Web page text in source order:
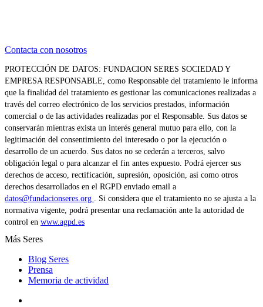
Contacta con nosotros
PROTECCIÓN DE DATOS: FUNDACION SERES SOCIEDAD Y
EMPRESA RESPONSABLE, como Responsable del tratamiento le informa
que la finalidad del tratamiento es gestionar las comunicaciones realizadas a
través del correo electrónico de los servicios prestados, información
comercial o de las actividades realizadas por el Responsable. Sus datos se
conservarán mientras exista un interés general mutuo para ello, con la
legitimación del consentimiento del interesado o por la ejecución o
desarrollo de un acuerdo. Sus datos no se cederán a terceros, salvo
obligación legal o para alcanzar el fin antes expuesto. Podrá ejercer sus
derechos de acceso, rectificación, supresión, oposición, así como otros
derechos desarrollados en el RGPD enviado email a
datos@fundacionseres.org
. Si considera que el tratamiento no se ajusta a la
normativa vigente, podrá presentar una reclamación ante la autoridad de
control en www.agpd.es
Más Seres
Blog Seres
Prensa
Memoria de actividad